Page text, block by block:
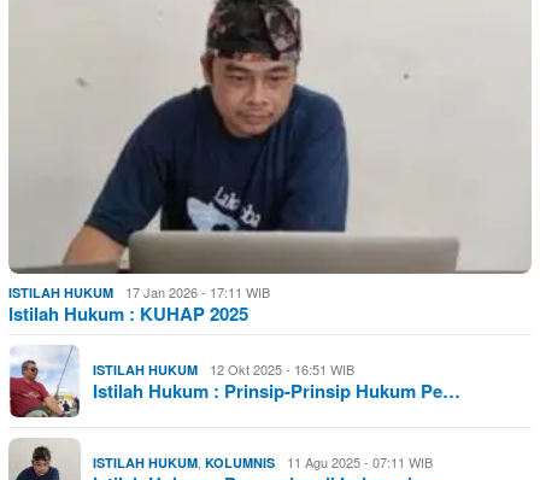
ISTILAH HUKUM 17 Jan 2026 - 17:11 WIB
Istilah Hukum : KUHAP 2025
ISTILAH HUKUM 12 Okt 2025 - 16:51 WIB
Istilah Hukum : Prinsip-Prinsip Hukum Pe…
ISTILAH HUKUM, KOLUMNIS 11 Agu 2025 - 07:11 WIB